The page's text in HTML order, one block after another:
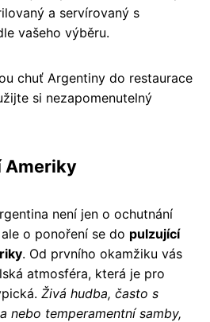
a servírovaný s
vašeho výběru.
chuť Argentiny do restaurace
si nezapomenutelný
Ameriky
není jen o ochutnání
o ponoření se do pulzující
. Od prvního okamžiku vás
atmosféra, která je pro
Živá hudba, často s
nebo temperamentní samby,